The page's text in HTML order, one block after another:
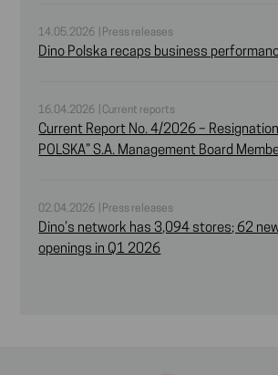
14.05.2026 | Press releases
Dino Polska recaps business
16.04.2026 | Current reports
Current Report No. 4/2026 –
POLSKA” S.A. Management Board
02.04.2026 | Press releases
Dino’s network has 3,094 stores; 62
openings in Q1 2026